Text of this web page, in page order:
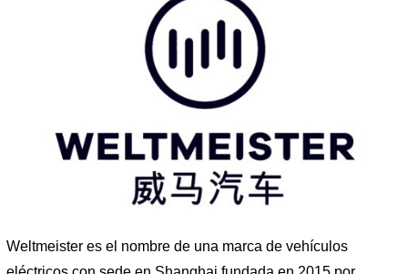
Weltmeister es el nombre de una marca de vehículos